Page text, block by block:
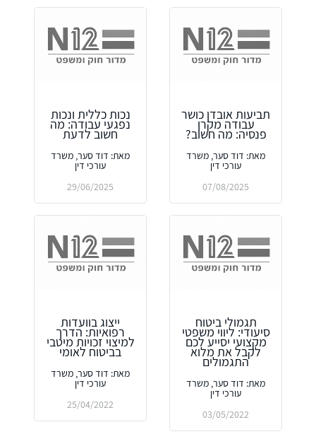
תביעות אובדן כושר
עבודה מקרן
פנסיה: מה חשוב?
מאת: דוד סער, משרד
עורכי דין
07/08/2025
נכות כללית ונכות
נפגעי עבודה: מה
חשוב לדעת
מאת: דוד סער, משרד
עורכי דין
29/06/2025
תגמולי ביטוח
סיעודי: ליווי משפטי
מקצועי יסייע לכם
לקבל את מלוא
התגמולים
מאת: דוד סער, משרד
עורכי דין
03/05/2022
ייצוג בוועדות
רפואיות: הדרך
למיצוי זכויות מיטבי
בביטוח לאומי
מאת: דוד סער, משרד
עורכי דין
25/04/2022